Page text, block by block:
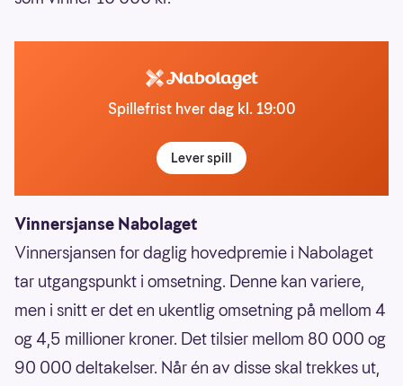
Spillefrist hver dag kl. 19:00
Lever spill
Vinnersjanse Nabolaget
Vinnersjansen for daglig hovedpremie i Nabolaget
tar utgangspunkt i omsetning. Denne kan variere,
men i snitt er det en ukentlig omsetning på mellom 4
og 4,5 millioner kroner. Det tilsier mellom 80 000 og
90 000 deltakelser. Når én av disse skal trekkes ut,